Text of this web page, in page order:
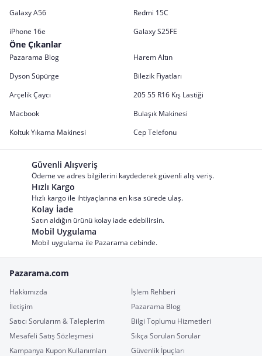
Galaxy A56
Redmi 15C
iPhone 16e
Galaxy S25FE
Öne Çıkanlar
Pazarama Blog
Harem Altın
Dyson Süpürge
Bilezik Fiyatları
Arçelik Çaycı
205 55 R16 Kış Lastiği
Macbook
Bulaşık Makinesi
Koltuk Yıkama Makinesi
Cep Telefonu
Güvenli Alışveriş
Ödeme ve adres bilgilerini kaydederek güvenli alış veriş.
Hızlı Kargo
Hızlı kargo ile ihtiyaçlarına en kısa sürede ulaş.
Kolay İade
Satın aldığın ürünü kolay iade edebilirsin.
Mobil Uygulama
Mobil uygulama ile Pazarama cebinde.
Pazarama.com
Hakkımızda
İşlem Rehberi
İletişim
Pazarama Blog
Satıcı Sorularım & Taleplerim
Bilgi Toplumu Hizmetleri
Mesafeli Satış Sözleşmesi
Sıkça Sorulan Sorular
Kampanya Kupon Kullanımları
Güvenlik İpuçları